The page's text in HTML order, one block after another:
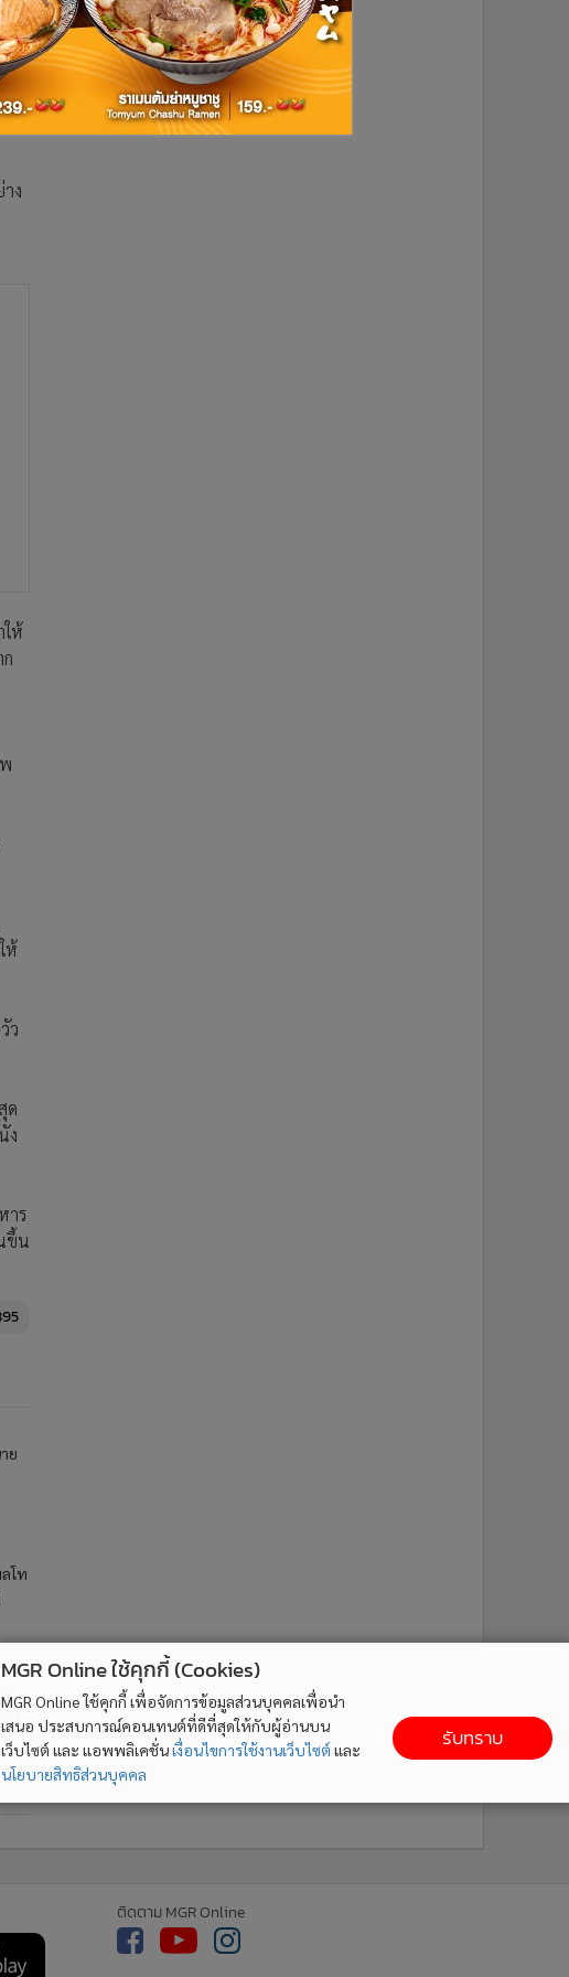
ห่ง
ง
ห้
ห้
ว
ด
ง
าร
ขึ้น
ย
โท
ส่
ติดตาม MGR Online
MGR Online ใช้คุกกี้ (Cookies)
MGR Online ใช้คุกกี้ เพื่อจัดการข้อมูลส่วนบุคคลเพื่อนำ
เสนอ ประสบการณ์คอนเทนต์ที่ดีที่สุดให้กับผู้อ่านบน
เว็บไซต์ และ แอพพลิเคชั่นเงื่อนไขการใช้งานเว็บไซต์ และ
นโยบายสิทธิส่วนบุคคล
รับทราบ